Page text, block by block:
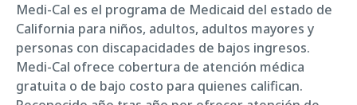
Medi-Cal es el programa de Medicaid del estado de
California para niños, adultos, adultos mayores y
personas con discapacidades de bajos ingresos.
Medi-Cal ofrece cobertura de atención médica
gratuita o de bajo costo para quienes califican.